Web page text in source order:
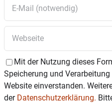
Mit der Nutzung dieses
Speicherung und
Website einverstanden.
der Datenschutzerklärung.